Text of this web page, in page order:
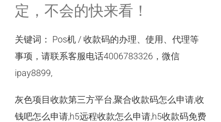
收款码办理
新闻资讯
联系我们
电脑版入口
定，不会的快来看！
关键词： Pos机 / 收款码的办理、使用、代理等
事项，请联系客服电话4006783326，微信
ipay8899,
灰色项目收款第三方平台,聚合收款码怎么申请,收
钱吧怎么申请,h5远程收款怎么申请,h5收款码免费